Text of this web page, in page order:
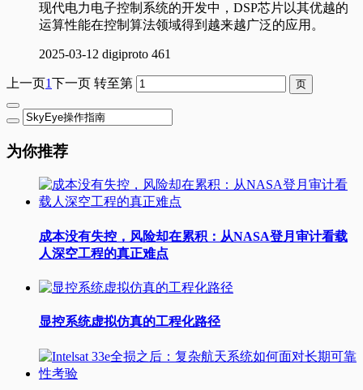
现代电力电子控制系统的开发中，DSP芯片以其优越的
运算性能在控制算法领域得到越来越广泛的应用。
2025-03-12 digiproto 461
上一页1下一页 转至第
为你推荐
成本没有失控，风险却在累积：从NASA登月审计看载
人深空工程的真正难点
显控系统虚拟仿真的工程化路径